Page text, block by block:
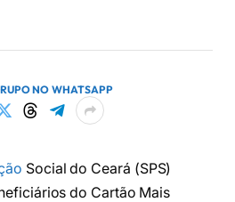
NO WHATSAPP
Social do Ceará (SPS)
do Cartão Mais